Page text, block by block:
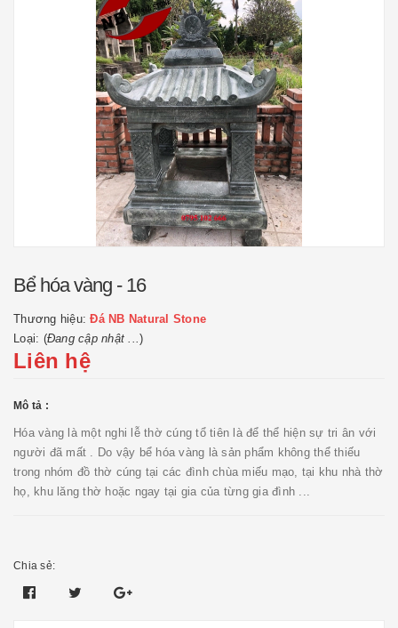
Bể hóa vàng - 16
Thương hiệu:Đá NB Natural Stone
Loại: (Đang cập nhật ...)
Liên hệ
Mô tả :
Hóa vàng là một nghi lễ thờ cúng tổ tiên là để thể hiện sự tri ân với
người đã mất . Do vậy bể hóa vàng là sản phẩm không thể thiếu
trong nhóm đồ thờ cúng tại các đình chùa miếu mạo, tại khu nhà thờ
họ, khu lăng thờ hoặc ngay tại gia của từng gia đình ...
Chia sẻ: